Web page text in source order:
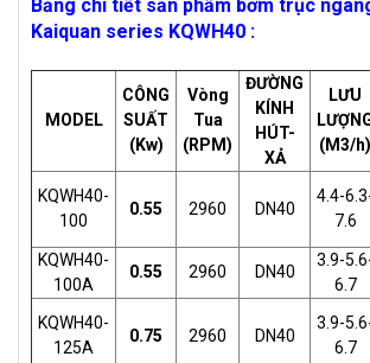
Bảng chi tiết sản phẩm bơm trục
Kaiquan series KQWH40 :
MODEL
CÔNG
SUẤT
(Kw)
Vòng
Tua
(RPM)
ĐƯỜNG
KÍNH
HÚT-
XẢ
LƯU
(M3/h)
KQWH40-
100
0.55 2960 DN40
4.4-
7.6
KQWH40-
100A
0.55 2960 DN40
3.9-
6.7
KQWH40-
125A
0.75 2960 DN40
3.9-
6.7